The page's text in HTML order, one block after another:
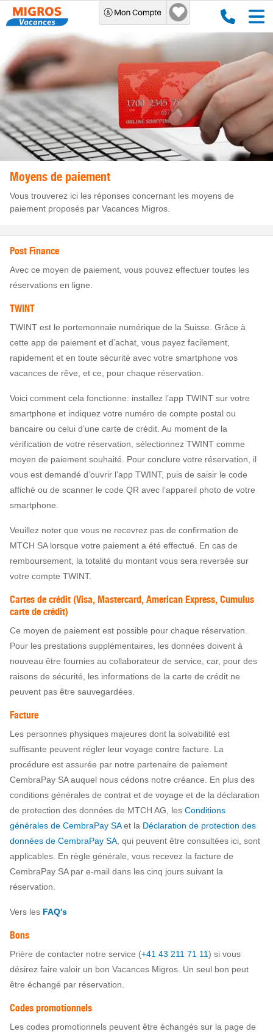
Moyens de paiement
Vous trouverez ici les réponses concernant les moyens de
paiement proposés par Vacances Migros.
Post Finance
Avec ce moyen de paiement, vous pouvez effectuer toutes les
réservations en ligne.
TWINT
TWINT est le portemonnaie numérique de la Suisse. Grâce à
cette app de paiement et d’achat, vous payez facilement,
rapidement et en toute sécurité avec votre smartphone vos
vacances de rêve, et ce, pour chaque réservation.
Voici comment cela fonctionne: installez l’app TWINT sur votre
smartphone et indiquez votre numéro de compte postal ou
bancaire ou celui d’une carte de crédit. Au moment de la
vérification de votre réservation, sélectionnez TWINT comme
moyen de paiement souhaité. Pour conclure votre réservation, il
vous est demandé d’ouvrir l’app TWINT, puis de saisir le code
affiché ou de scanner le code QR avec l’appareil photo de votre
smartphone.
Veuillez noter que vous ne recevrez pas de confirmation de
MTCH SA lorsque votre paiement a été effectué. En cas de
remboursement, la totalité du montant vous sera reversée sur
votre compte TWINT.
Cartes de crédit (Visa, Mastercard, American Express, Cumulus
carte de crédit)
Ce moyen de paiement est possible pour chaque réservation.
Pour les prestations supplémentaires, les données doivent à
nouveau être fournies au collaborateur de service, car, pour des
raisons de sécurité, les informations de la carte de crédit ne
peuvent pas être sauvegardées.
Facture
Les personnes physiques majeures dont la solvabilité est
suffisante peuvent régler leur voyage contre facture. La
procédure est assurée par notre partenaire de paiement
CembraPay SA auquel nous cédons notre créance. En plus des
conditions générales de contrat et de voyage et de la déclaration
de protection des données de MTCH AG, les Conditions
générales de CembraPay SAet la Déclaration de protection des
données de CembraPay SA , qui peuvent être consultées ici, sont
applicables. En règle générale, vous recevez la facture de
CembraPay SA par e-mail dans les cinq jours suivant la
réservation.
Vers les FAQ's
Bons
Prière de contacter notre service (+41 43 211 71 11) si vous
désirez faire valoir un bon Vacances Migros. Un seul bon peut
être échangé par réservation.
Codes promotionnels
Les codes promotionnels peuvent être échangés sur la page de